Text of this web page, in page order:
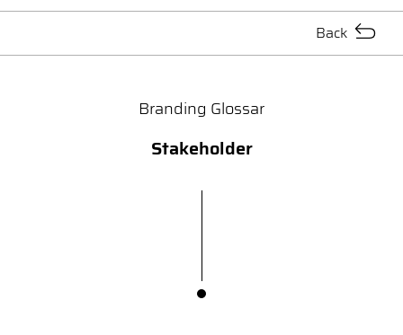
Back
Branding Glossar
Stakeholder